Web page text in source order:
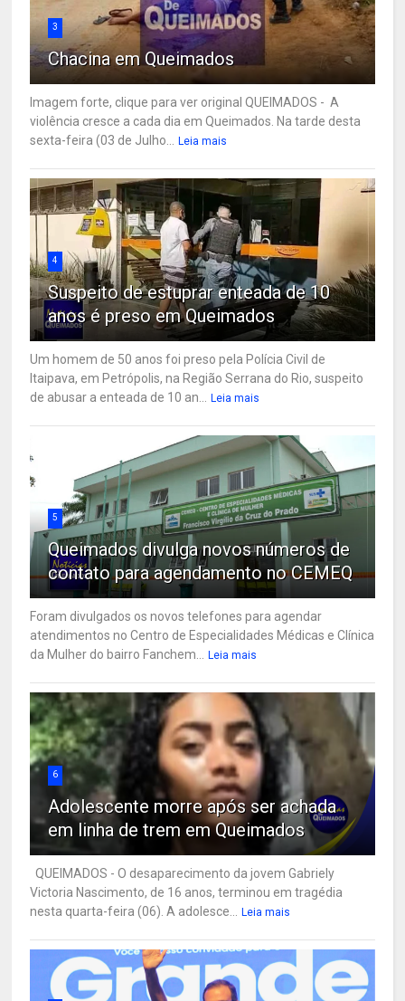
3
Chacina em Queimados
Imagem forte, clique para ver original QUEIMADOS - A
violência cresce a cada dia em Queimados. Na tarde desta
sexta-feira (03 de Julho...
Leia mais
4
Suspeito de estuprar enteada de 10
anos é preso em Queimados
Um homem de 50 anos foi preso pela Polícia Civil de
Itaipava, em Petrópolis, na Região Serrana do Rio, suspeito
de abusar a enteada de 10 an...
Leia mais
5
Queimados divulga novos números de
contato para agendamento no CEMEQ
Foram divulgados os novos telefones para agendar
atendimentos no Centro de Especialidades Médicas e Clínica
da Mulher do bairro Fanchem...
Leia mais
6
Adolescente morre após ser achada
em linha de trem em Queimados
QUEIMADOS - O desaparecimento da jovem Gabriely
Victoria Nascimento, de 16 anos, terminou em tragédia
nesta quarta-feira (06). A adolesce...
Leia mais